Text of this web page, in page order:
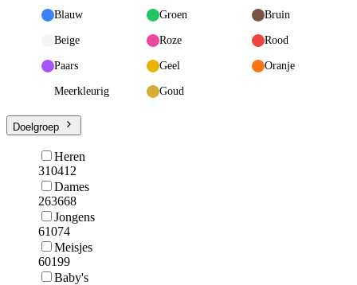
Blauw Groen Bruin
Beige Roze Rood
Paars Geel Oranje
Meerkleurig Goud
Doelgroep
Heren
310412
Dames
263668
Jongens
61074
Meisjes
60199
Baby's